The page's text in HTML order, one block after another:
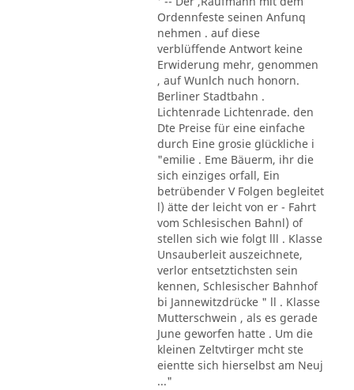
Ordennfeste seinen Anfunq
nehmen . auf diese
verblüffende Antwort keine
Erwiderung mehr, genommen
, auf Wunlch nuch honorn.
Berliner Stadtbahn .
Lichtenrade Lichtenrade. den
Dte Preise für eine einfache
durch Eine grosie glückliche i
"emilie . Eme Bäuerm, ihr die
sich einziges orfall, Ein
betrübender V Folgen begleitet
l) ätte der leicht von er - Fahrt
vom Schlesischen Bahnl) of
stellen sich wie folgt lll . Klasse
Unsauberleit auszeichnete,
verlor entsetztichsten sein
kennen, Schlesischer Bahnhof
bi Jannewitzdrücke " ll . Klasse
Mutterschwein , als es gerade
June geworfen hatte . Um die
kleinen Zeltvtirger mcht ste
eientte sich hierselbst am Neuj
..."